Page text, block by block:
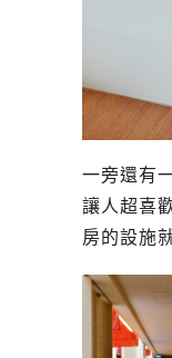
一旁還有
讓人超喜
房的設施